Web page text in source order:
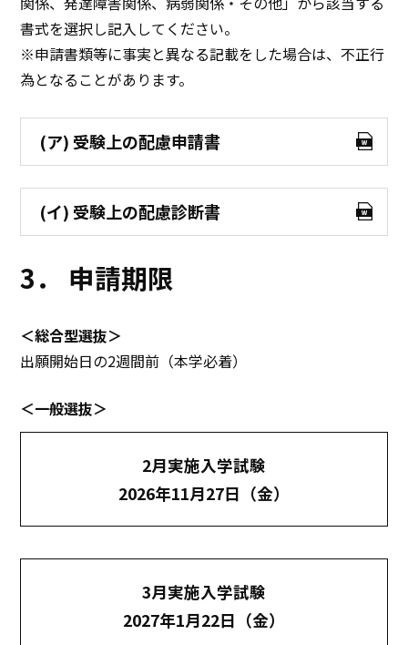
書式を選択し記入してください。
※申請書類等に事実と異なる記載をした場合は、不正行
為となることがあります。
(ア) 受験上の配慮申請書
(イ) 受験上の配慮診断書
3． 申請期限
＜総合型選抜＞
出願開始日の2週間前（本学必着）
＜一般選抜＞
2月実施入学試験
2026年11月27日（金）
3月実施入学試験
2027年1月22日（金）